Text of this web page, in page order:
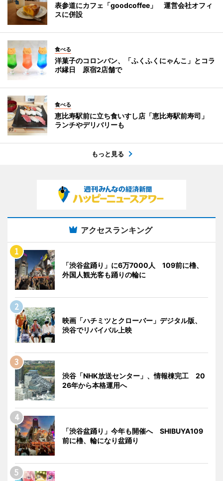
表参道にカフェ「goodcoffee」 運営会社オフィ
スに併設
食べる
洋菓子のコロンバン、「ふくふくにゃんこ」とコラ
ボ縁日 原宿2店舗で
食べる
恵比寿駅前に立ち食いすし店「恵比寿駅前寿司」
ランチやデリバリーも
もっと見る
アクセスランキング
「渋谷盆踊り」に6万7000人 109前に櫓、
外国人観光客も踊りの輪に
映画「ハチミツとクローバー」デジタル版、
渋谷でリバイバル上映
渋谷「NHK放送センター」、情報棟完工 20
26年から本格運用へ
「渋谷盆踊り」今年も開催へ SHIBUYA109
前に櫓、輪になり盆踊り